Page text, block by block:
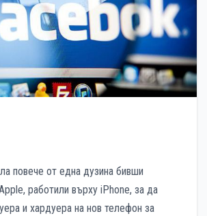
повече от една дузина бивши
работили върху iPhone, за да
и хардуера на нов телефон за